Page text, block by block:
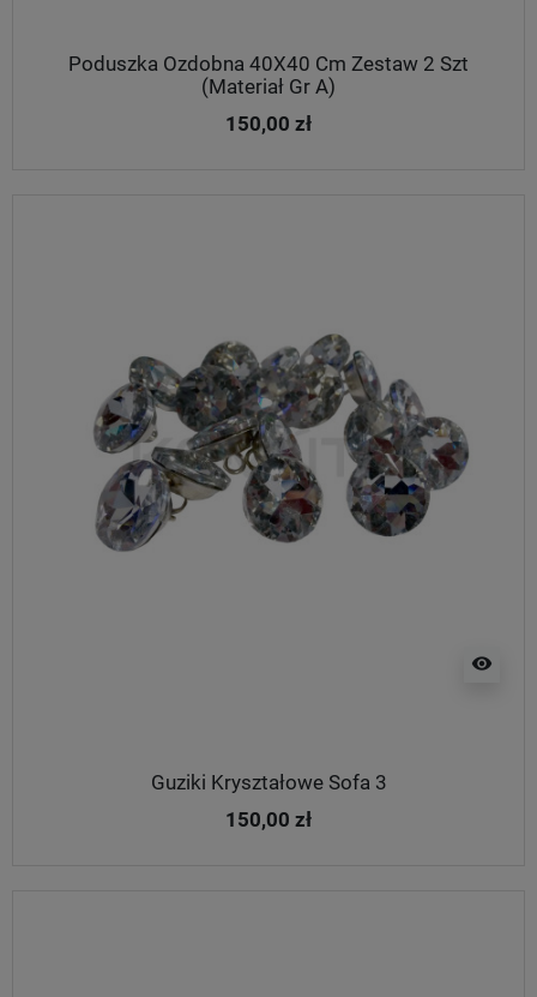
Poduszka Ozdobna 40X40 Cm Zestaw 2 Szt
(Materiał Gr A)
150,00 zł
visibility
Guziki Kryształowe Sofa 3
150,00 zł